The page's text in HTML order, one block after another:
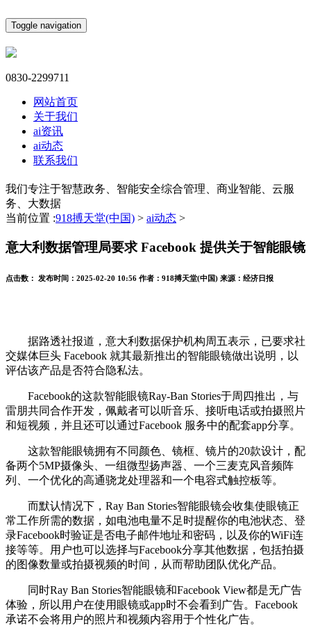
Toggle navigation
0830-2299711
网站首页
关于我们
ai资讯
ai动态
联系我们
我们专注于智慧政务、智能安全综合管理、商业智能、云服
务、大数据
当前位置 :918搏天堂(中国) > ai动态 >
意大利数据管理局要求 Facebook 提供关于智能眼镜
点击数： 发布时间： 2025-02-20 10:56 作者： 918搏天堂(中国) 来源： 经济日报
据路透社报道，意大利数据保护机构周五表示，已要求社
交媒体巨头 Facebook 就其最新推出的智能眼镜做出说明，以
评估该产品是否符合隐私法。
Facebook的这款智能眼镜Ray-Ban Stories于周四推出，与
雷朋共同合作开发，佩戴者可以听音乐、接听电话或拍摄照片
和短视频，并且还可以通过Facebook 服务中的配套app分享。
这款智能眼镜拥有不同颜色、镜框、镜片的20款设计，配
备两个5MP摄像头、一组微型扬声器、一个三麦克风音频阵
列、一个优化的高通骁龙处理器和一个电容式触控板等。
而默认情况下，Ray Ban Stories智能眼镜会收集使眼镜正
常工作所需的数据，如电池电量不足时提醒你的电池状态、登
录Facebook时验证是否电子邮件地址和密码，以及你的WiFi连
接等等。用户也可以选择与Facebook分享其他数据，包括拍摄
的图像数量或拍摄视频的时间，从而帮助团队优化产品。
同时Ray Ban Stories智能眼镜和Facebook View都是无广告
体验，所以用户在使用眼镜或app时不会看到广告。Facebook
承诺不会将用户的照片和视频内容用于个性化广告。